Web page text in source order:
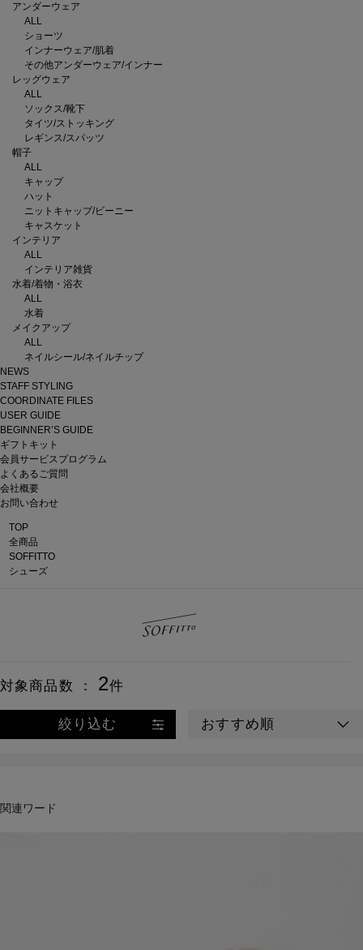
アンダーウェア
ALL
ショーツ
インナーウェア/肌着
その他アンダーウェア/インナー
レッグウェア
ALL
ソックス/靴下
タイツ/ストッキング
レギンス/スパッツ
帽子
ALL
キャップ
ハット
ニットキャップ/ビーニー
キャスケット
インテリア
ALL
インテリア雑貨
水着/着物・浴衣
ALL
水着
メイクアップ
ALL
ネイルシール/ネイルチップ
NEWS
STAFF STYLING
COORDINATE FILES
USER GUIDE
BEGINNER’S GUIDE
ギフトキット
会員サービスプログラム
よくあるご質問
会社概要
お問い合わせ
TOP
全商品
SOFFITTO
シューズ
絞り込む おすすめ順
対象商品数 ： 2件
関連ワード